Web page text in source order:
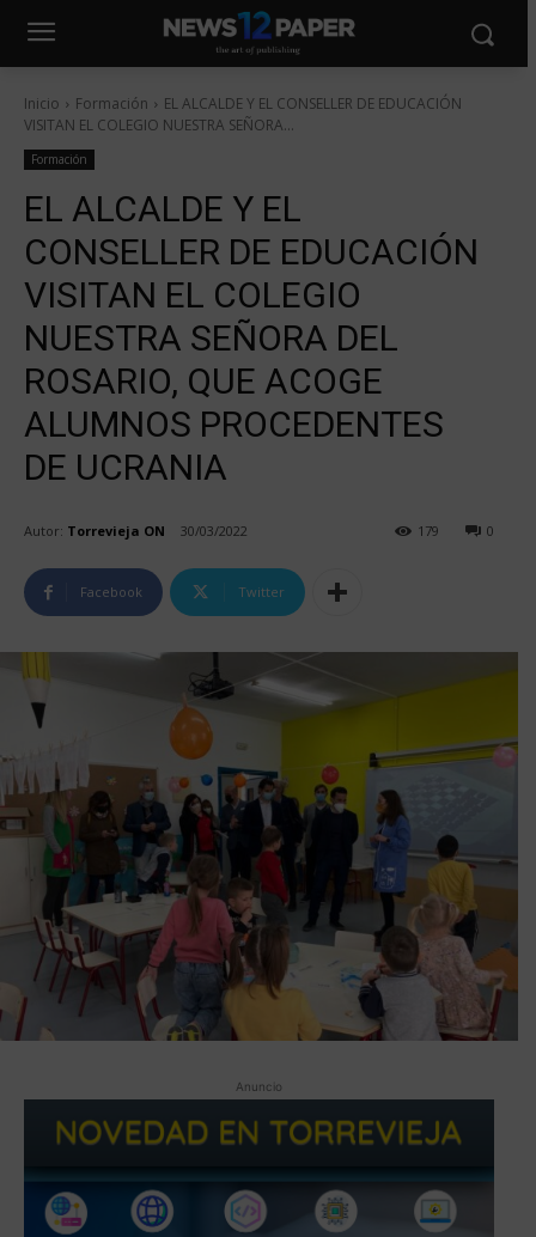
Inicio Formación
EL ALCALDE Y EL CONSELLER DE EDUCACIÓN
VISITAN EL COLEGIO NUESTRA SEÑORA...
Formación
EL ALCALDE Y EL
CONSELLER DE EDUCACIÓN
VISITAN EL COLEGIO
NUESTRA SEÑORA DEL
ROSARIO, QUE ACOGE
ALUMNOS PROCEDENTES
DE UCRANIA
Autor: Torrevieja ON 30/03/2022 0
179
Facebook Twitter
Anuncio